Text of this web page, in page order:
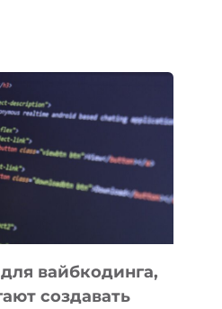
вайбкодинга,
создавать